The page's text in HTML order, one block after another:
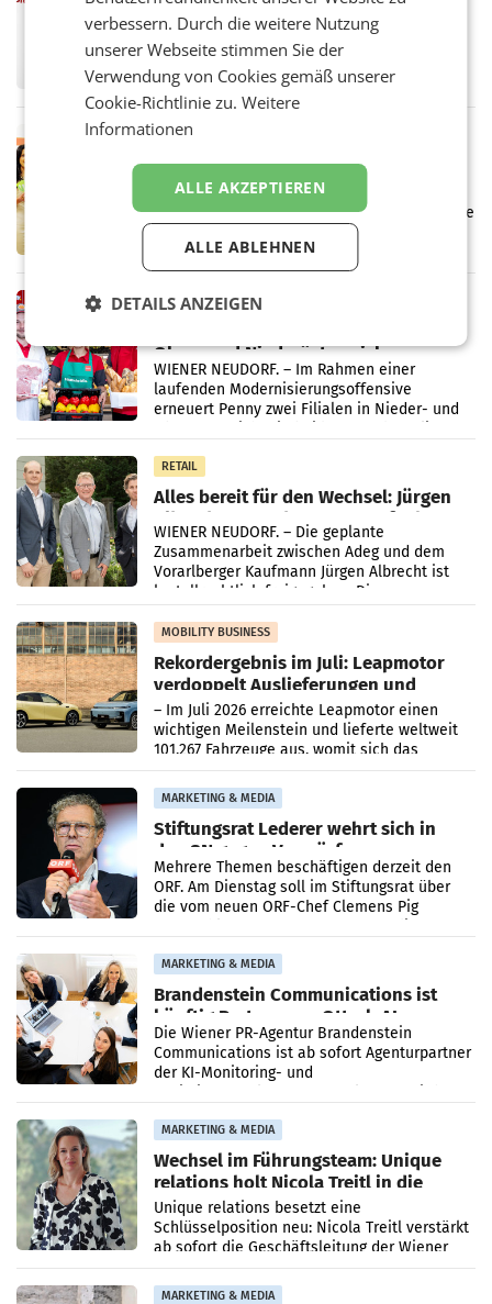
überraschend viel Gewinn
UNTERFÖHRING/MAILAND/AMSTERDAM. Der
Fernsehkonzern ProSiebenSat.1 hat im
Frühjahr dank Kostensenkungen operativ
wieder Gewinn gemacht und die
RETAIL
Eine Bühne für Zirkularität: ARA und
Müller informieren am POS über
Kreislauffähigkeit
Über den gesamten August hinweg rücken die
Altstoff Recycling Austria AG (ARA) und der
Handelskonzern Müller die Initiative
„Kreislauf-Helden“ in allen österreichischen
RETAIL
Ober- und Niederösterreich
WIENER NEUDORF. – Im Rahmen einer
laufenden Modernisierungsoffensive
erneuert Penny zwei Filialen in Nieder- und
RETAIL
Alles bereit für den Wechsel: Jürgen
Albrecht setzt ab 1.1.2027 auf Adeg
WIENER NEUDORF. – Die geplante
Zusammenarbeit zwischen Adeg und dem
Vorarlberger Kaufmann Jürgen Albrecht ist
kartellrechtlich freigegeben: Die
Bundeswettbewerbsbehörde und der
Bundeskartellanwalt
MOBILITY BUSINESS
Rekordergebnis im Juli: Leapmotor
verdoppelt Auslieferungen und
überschreitet die 100.000er-Marke
– Im Juli 2026 erreichte Leapmotor einen
wichtigen Meilenstein und lieferte weltweit
101.267 Fahrzeuge aus, womit sich das
Ergebnis gegenüber Juli 2025 mehr als
verdoppelte (+102
MARKETING & MEDIA
Stiftungsrat Lederer wehrt sich in
den SN gegen Vorwürfe
Mehrere Themen beschäftigen derzeit den
ORF. Am Dienstag soll im Stiftungsrat über
die vom neuen ORF-Chef Clemens Pig
MARKETING & MEDIA
Brandenstein Communications ist
künftig Partner von OtterlyAI
Die Wiener PR-Agentur Brandenstein
Communications ist ab sofort Agenturpartner
der KI-Monitoring- und
MARKETING & MEDIA
Wechsel im Führungsteam: Unique
relations holt Nicola Treitl in die
Geschäftsleitung
Unique relations besetzt eine
Schlüsselposition neu: Nicola Treitl verstärkt
ab sofort die Geschäftsleitung der Wiener
PR-Agentur an der Seite von Josef Kalina und
Anna Kalina-Mahr.
MARKETING & MEDIA
verbessern. Durch die weitere Nutzung
unserer Webseite stimmen Sie der
Verwendung von Cookies gemäß unserer
Cookie-Richtlinie zu.Weitere
Informationen
ALLE AKZEPTIEREN
ALLE ABLEHNEN
DETAILS ANZEIGEN